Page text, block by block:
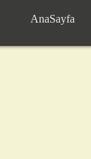
AnaSayfa